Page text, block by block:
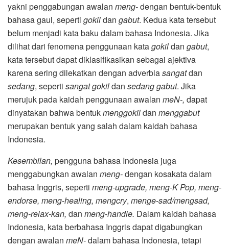
yakni penggabungan awalan meng-dengan bentuk-bentuk
bahasa gaul, seperti gokildan gabut. Kedua kata tersebut
belum menjadi kata baku dalam bahasa Indonesia. Jika
dilihat dari fenomena penggunaan katagokildan gabut,
kata tersebut dapat diklasifikasikan sebagai ajektiva
karena sering dilekatkan dengan adverbiasangatdan
sedang, seperti sangat gokildan sedang gabut. Jika
merujuk pada kaidah penggunaan awalan meN-, dapat
dinyatakan bahwa bentukmenggokildan menggabut
merupakan bentuk yang salah dalam kaidah bahasa
Indonesia.
Kesembilan, pengguna bahasa Indonesia juga
menggabungkan awalan meng-dengan kosakata dalam
bahasa Inggris, seperti meng-upgrade, meng-K Pop, meng-
endorse, meng-healing, mengcry, menge-sad/mengsad,
meng-relax-kan, dan meng-handle. Dalam kaidah bahasa
Indonesia, kata berbahasa Inggris dapat digabungkan
dengan awalan meN-dalam bahasa Indonesia, tetapi